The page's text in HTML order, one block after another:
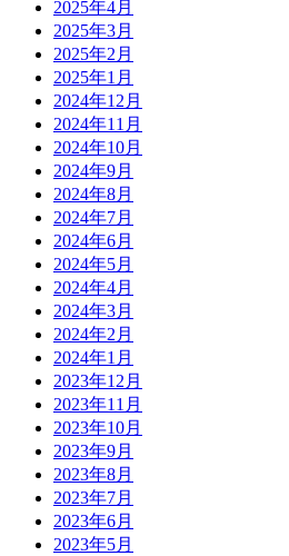
2025年4月
2025年3月
2025年2月
2025年1月
2024年12月
2024年11月
2024年10月
2024年9月
2024年8月
2024年7月
2024年6月
2024年5月
2024年4月
2024年3月
2024年2月
2024年1月
2023年12月
2023年11月
2023年10月
2023年9月
2023年8月
2023年7月
2023年6月
2023年5月